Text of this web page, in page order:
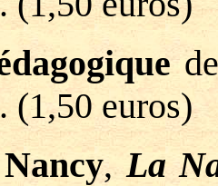
(1,50 euros)
,La